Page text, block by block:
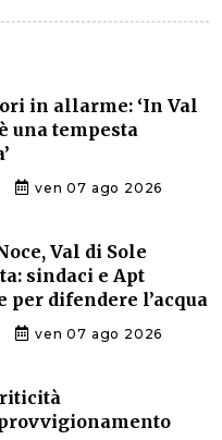
in allarme: ‘In Val
una tempesta
ven 07 ago 2026
Val di Sole
sindaci e Apt
per difendere l’acqua
ven 07 ago 2026